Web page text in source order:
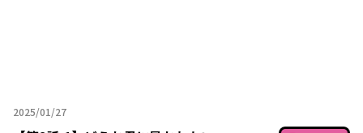
2025/01/27
2025年01月27日